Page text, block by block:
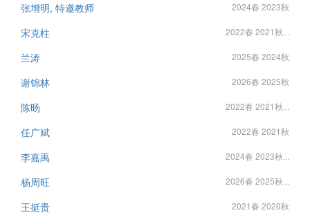
张增明, 特邀教师 2024春 2023秋
宋克柱 2022春 2021秋...
兰涛 2025春 2024秋
谢锦林 2026春 2025秋
陈旸 2022春 2021秋...
任广斌 2022春 2021秋
李嘉禹 2024春 2023秋...
杨周旺 2026春 2025秋...
王挺贵 2021春 2020秋